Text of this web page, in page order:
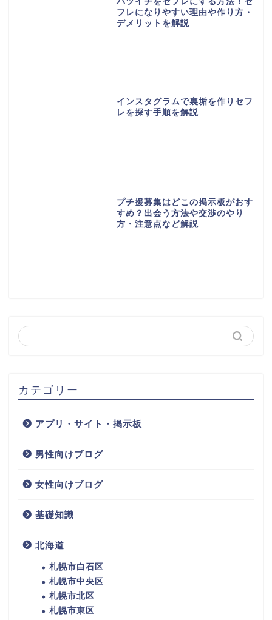
フレになりやすい理由や作り方・
デメリットを解説
インスタグラムで裏垢を作りセフ
レを探す手順を解説
プチ援募集はどこの掲示板がおす
すめ？出会う方法や交渉のやり
方・注意点など解説
カテゴリー
アプリ・サイト・掲示板
男性向けブログ
女性向けブログ
基礎知識
北海道
札幌市白石区
札幌市中央区
札幌市北区
札幌市東区